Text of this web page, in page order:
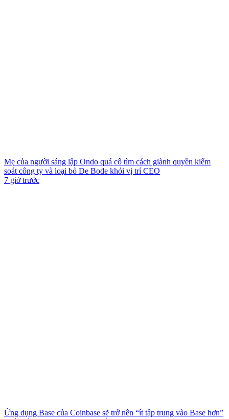
Mẹ của người sáng lập Ondo quá cố tìm cách giành quyền kiểm
soát công ty và loại bỏ De Bode khỏi vị trí CEO
7 giờ trước
Ứng dụng Base của Coinbase sẽ trở nên “ít tập trung vào Base hơn”